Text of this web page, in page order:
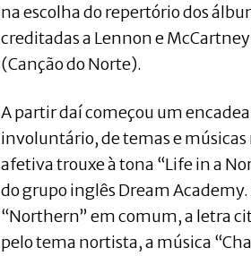
na escolha do repertório dos
creditadas a Lennon e
(Canção do Norte).
A partir daí começou um
involuntário, de temas e
afetiva trouxe à tona “Life in a
do grupo inglês Dream
“Northern” em comum, a letra
pelo tema nortista, a música